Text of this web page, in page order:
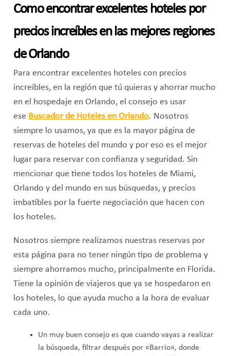
Como encontrar excelentes hoteles por
precios increíbles en las mejores regiones
de Orlando
Para encontrar excelentes hoteles con precios
increíbles, en la región que tú quieras y ahorrar mucho
en el hospedaje en Orlando, el consejo es usar
ese Buscador de Hoteles en Orlando. Nosotros
siempre lo usamos, ya que es la mayor página de
reservas de hoteles del mundo y por eso es el mejor
lugar para reservar con confianza y seguridad. Sin
mencionar que tiene todos los hoteles de Miami,
Orlando y del mundo en sus búsquedas, y precios
imbatibles por la fuerte negociación que hacen con
los hoteles.
Nosotros siempre realizamos nuestras reservas por
esta página para no tener ningún tipo de problema y
siempre ahorramos mucho, principalmente en Florida.
Tiene la opinión de viajeros que ya se hospedaron en
los hoteles, lo que ayuda mucho a la hora de evaluar
cada uno.
Un muy buen consejo es que cuando vayas a realizar
la búsqueda, filtrar después por «Barrio», donde